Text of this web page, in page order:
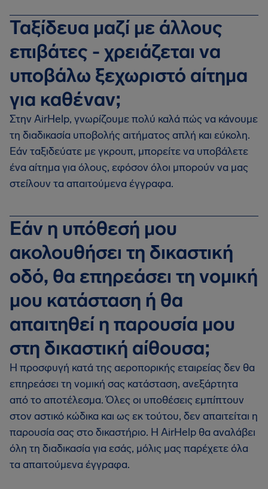
Ταξίδευα μαζί με άλλους
επιβάτες - χρειάζεται να
υποβάλω ξεχωριστό αίτημα
για καθέναν;
Στην AirHelp, γνωρίζουμε πολύ καλά πώς να κάνουμε
τη διαδικασία υποβολής αιτήματος απλή και εύκολη.
Εάν ταξιδεύατε με γκρουπ, μπορείτε να υποβάλετε
ένα αίτημα για όλους, εφόσον όλοι μπορούν να μας
στείλουν τα απαιτούμενα έγγραφα.
Εάν η υπόθεσή μου
ακολουθήσει τη δικαστική
οδό, θα επηρεάσει τη νομική
μου κατάσταση ή θα
απαιτηθεί η παρουσία μου
στη δικαστική αίθουσα;
Η προσφυγή κατά της αεροπορικής εταιρείας δεν θα
επηρεάσει τη νομική σας κατάσταση, ανεξάρτητα
από το αποτέλεσμα. Όλες οι υποθέσεις εμπίπτουν
στον αστικό κώδικα και ως εκ τούτου, δεν απαιτείται η
παρουσία σας στο δικαστήριο. Η AirHelp θα αναλάβει
όλη τη διαδικασία για εσάς, μόλις μας παρέχετε όλα
τα απαιτούμενα έγγραφα.